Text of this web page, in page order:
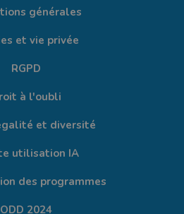
générales
et vie privée
RGPD
à l'oubli
et diversité
utilisation IA
des programmes
ODD 2024